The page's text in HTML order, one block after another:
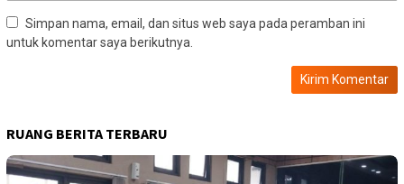
Simpan nama, email, dan situs web saya pada peramban ini
untuk komentar saya berikutnya.
RUANG BERITA TERBARU